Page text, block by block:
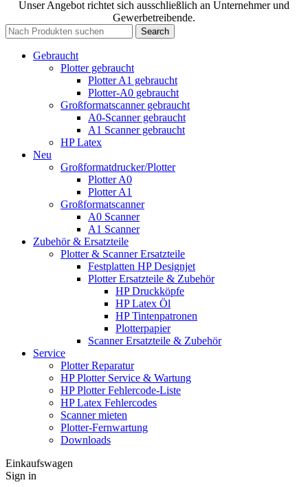
Unser Angebot richtet sich ausschließlich an Unternehmer und
Gewerbetreibende.
Search
Gebraucht
Plotter gebraucht
Plotter A1 gebraucht
Plotter-A0 gebraucht
Großformatscanner gebraucht
A0-Scanner gebraucht
A1 Scanner gebraucht
HP Latex
Neu
Großformatdrucker/Plotter
Plotter A0
Plotter A1
Großformatscanner
A0 Scanner
A1 Scanner
Zubehör & Ersatzteile
Plotter & Scanner Ersatzteile
Festplatten HP Designjet
Plotter Ersatzteile & Zubehör
HP Druckköpfe
HP Latex Öl
HP Tintenpatronen
Plotterpapier
Scanner Ersatzteile & Zubehör
Service
Plotter Reparatur
HP Plotter Service & Wartung
HP Plotter Fehlercode-Liste
HP Latex Fehlercodes
Scanner mieten
Plotter-Fernwartung
Downloads
Einkaufswagen
Sign in